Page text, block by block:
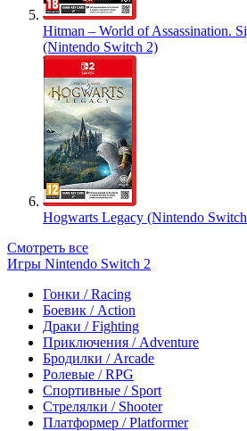
Hitman – World of Assassination.
(Nintendo Switch 2)
Hogwarts Legacy (Nintendo
Смотреть все
Игры Nintendo Switch 2
Гонки / Racing
Боевик / Action
Драки / Fighting
Приключения / Adventure
Бродилки / Arcade
Ролевые / RPG
Спортивные / Sport
Стрелялки / Shooter
Платформер / Platformer